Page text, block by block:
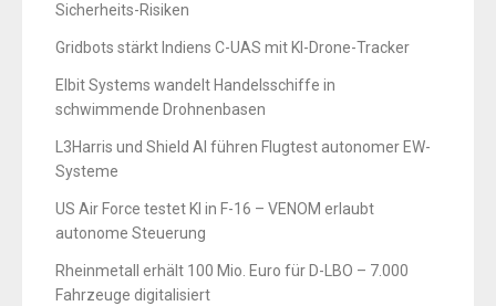
Sicherheits-Risiken
Gridbots stärkt Indiens C-UAS mit KI-Drone-Tracker
Elbit Systems wandelt Handelsschiffe in
schwimmende Drohnenbasen
L3Harris und Shield AI führen Flugtest autonomer EW-
Systeme
US Air Force testet KI in F-16 – VENOM erlaubt
autonome Steuerung
Rheinmetall erhält 100 Mio. Euro für D-LBO – 7.000
Fahrzeuge digitalisiert